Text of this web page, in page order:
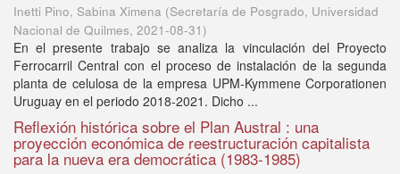
Inetti Pino, Sabina Ximena (Secretaría de Posgrado, Universidad
Nacional de Quilmes, 2021-08-31)
En el presente trabajo se analiza la vinculación del Proyecto
Ferrocarril Central con el proceso de instalación de la segunda
planta de celulosa de la empresa UPM-Kymmene Corporationen
Uruguay en el periodo 2018-2021. Dicho ...
Reflexión histórica sobre el Plan Austral : una
proyección económica de reestructuración capitalista
para la nueva era democrática (1983-1985)